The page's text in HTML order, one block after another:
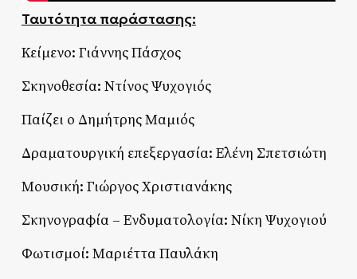
Ταυτότητα παράστασης:
Κείμενο: Γιάννης Πάσχος
Σκηνοθεσία: Ντίνος Ψυχογιός
Παίζει ο Δημήτρης Μαμιός
Δραματουργική επεξεργασία: Ελένη Σπετσιώτη
Μουσική: Γιώργος Χριστιανάκης
Σκηνογραφία – Ενδυματολογία: Νίκη Ψυχογιού
Φωτισμοί: Μαριέττα Παυλάκη